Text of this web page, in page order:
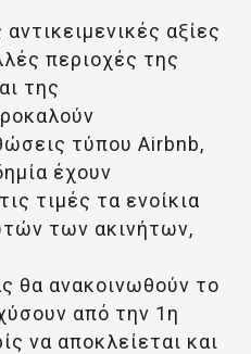
αξίες
περιοχές της
της
τύπου Airbnb,
έχουν
τιμές τα ενοίκια
των ακινήτων,
θα ανακοινωθούν το
από την 1η
να αποκλείεται και